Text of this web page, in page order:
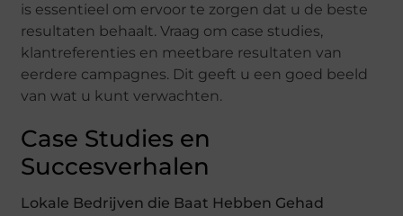
is essentieel om ervoor te zorgen dat u de beste
resultaten behaalt. Vraag om case studies,
klantreferenties en meetbare resultaten van
eerdere campagnes. Dit geeft u een goed beeld
van wat u kunt verwachten.
Case Studies en
Succesverhalen
Lokale Bedrijven die Baat Hebben Gehad